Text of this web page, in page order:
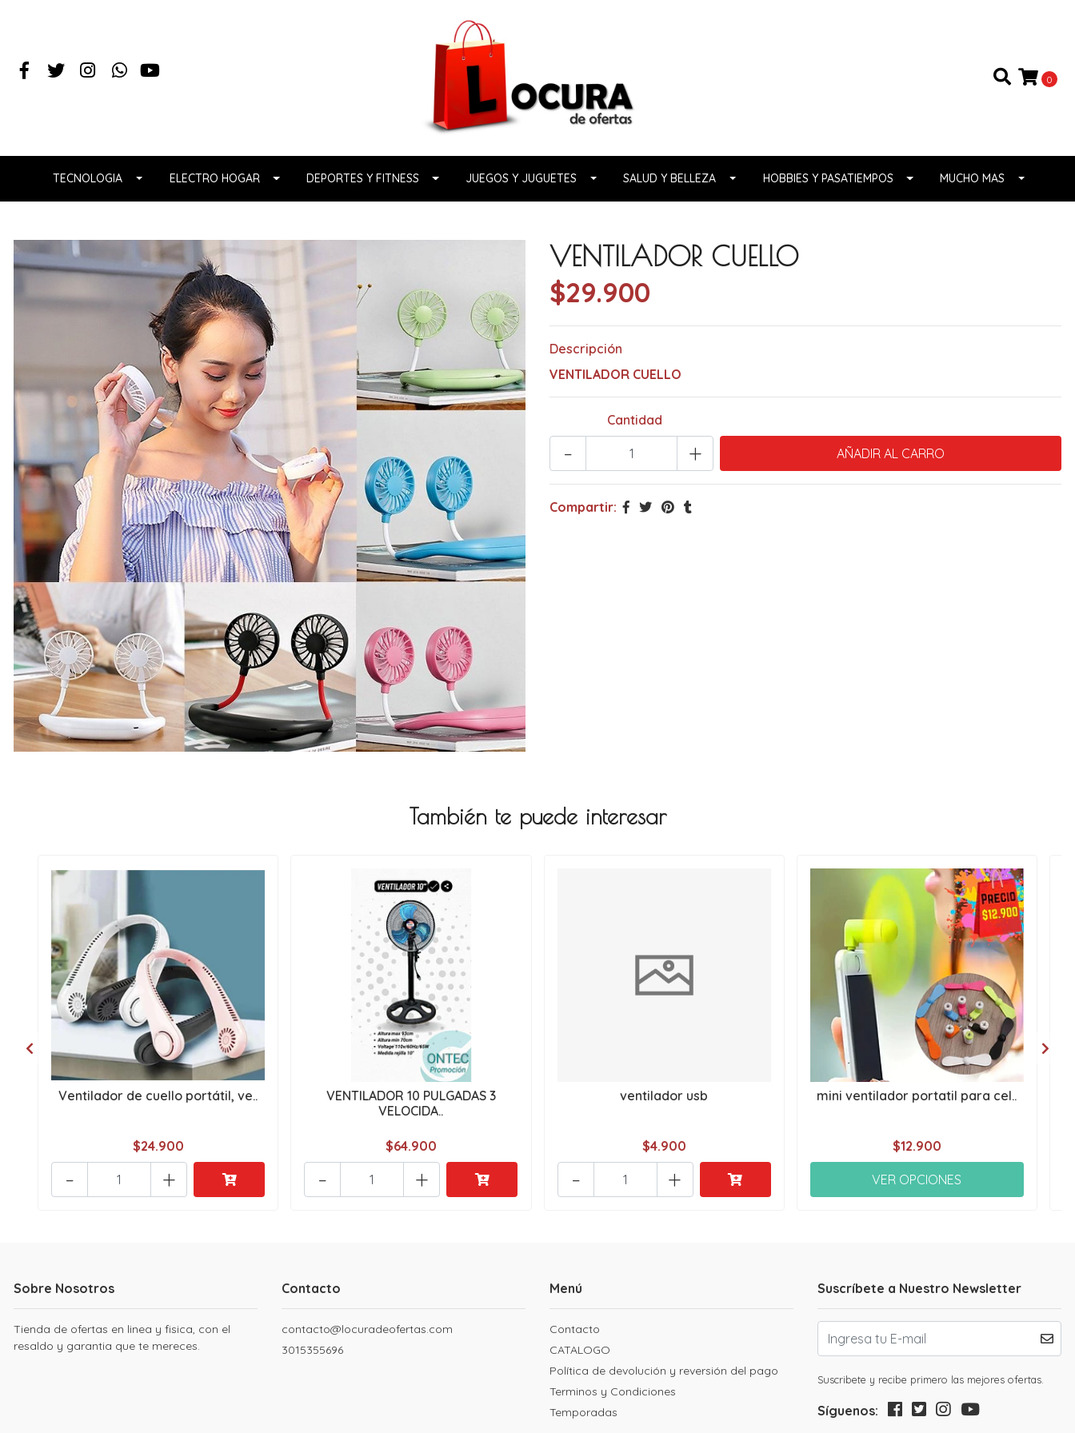
0
TECNOLOGIA ELECTRO HOGAR DEPORTES Y FITNESS JUEGOS Y JUGUETES SALUD Y BELLEZA HOBBIES Y PASATIEMPOS MUCHO MAS
VENTILADOR CUELLO
$29.900
Descripción
VENTILADOR CUELLO
Cantidad
+
-
Compartir:
También te puede interesar
Ventilador de cuello portátil, ve..
$24.900
+
-
VENTILADOR 10 PULGADAS 3
VELOCIDA..
$64.900
+
-
ventilador usb
$4.900
+
-
mini ventilador portatil para cel..
$12.900
VER OPCIONES
Sobre Nosotros
Tienda de ofertas en linea y fisica, con el
resaldo y garantia que te mereces.
Contacto
contacto@locuradeofertas.com
3015355696
Menú
Contacto
CATALOGO
Política de devolución y reversión del pago
Terminos y Condiciones
Temporadas
Suscríbete a Nuestro Newsletter
Suscribete y recibe primero las mejores ofertas.
Síguenos: